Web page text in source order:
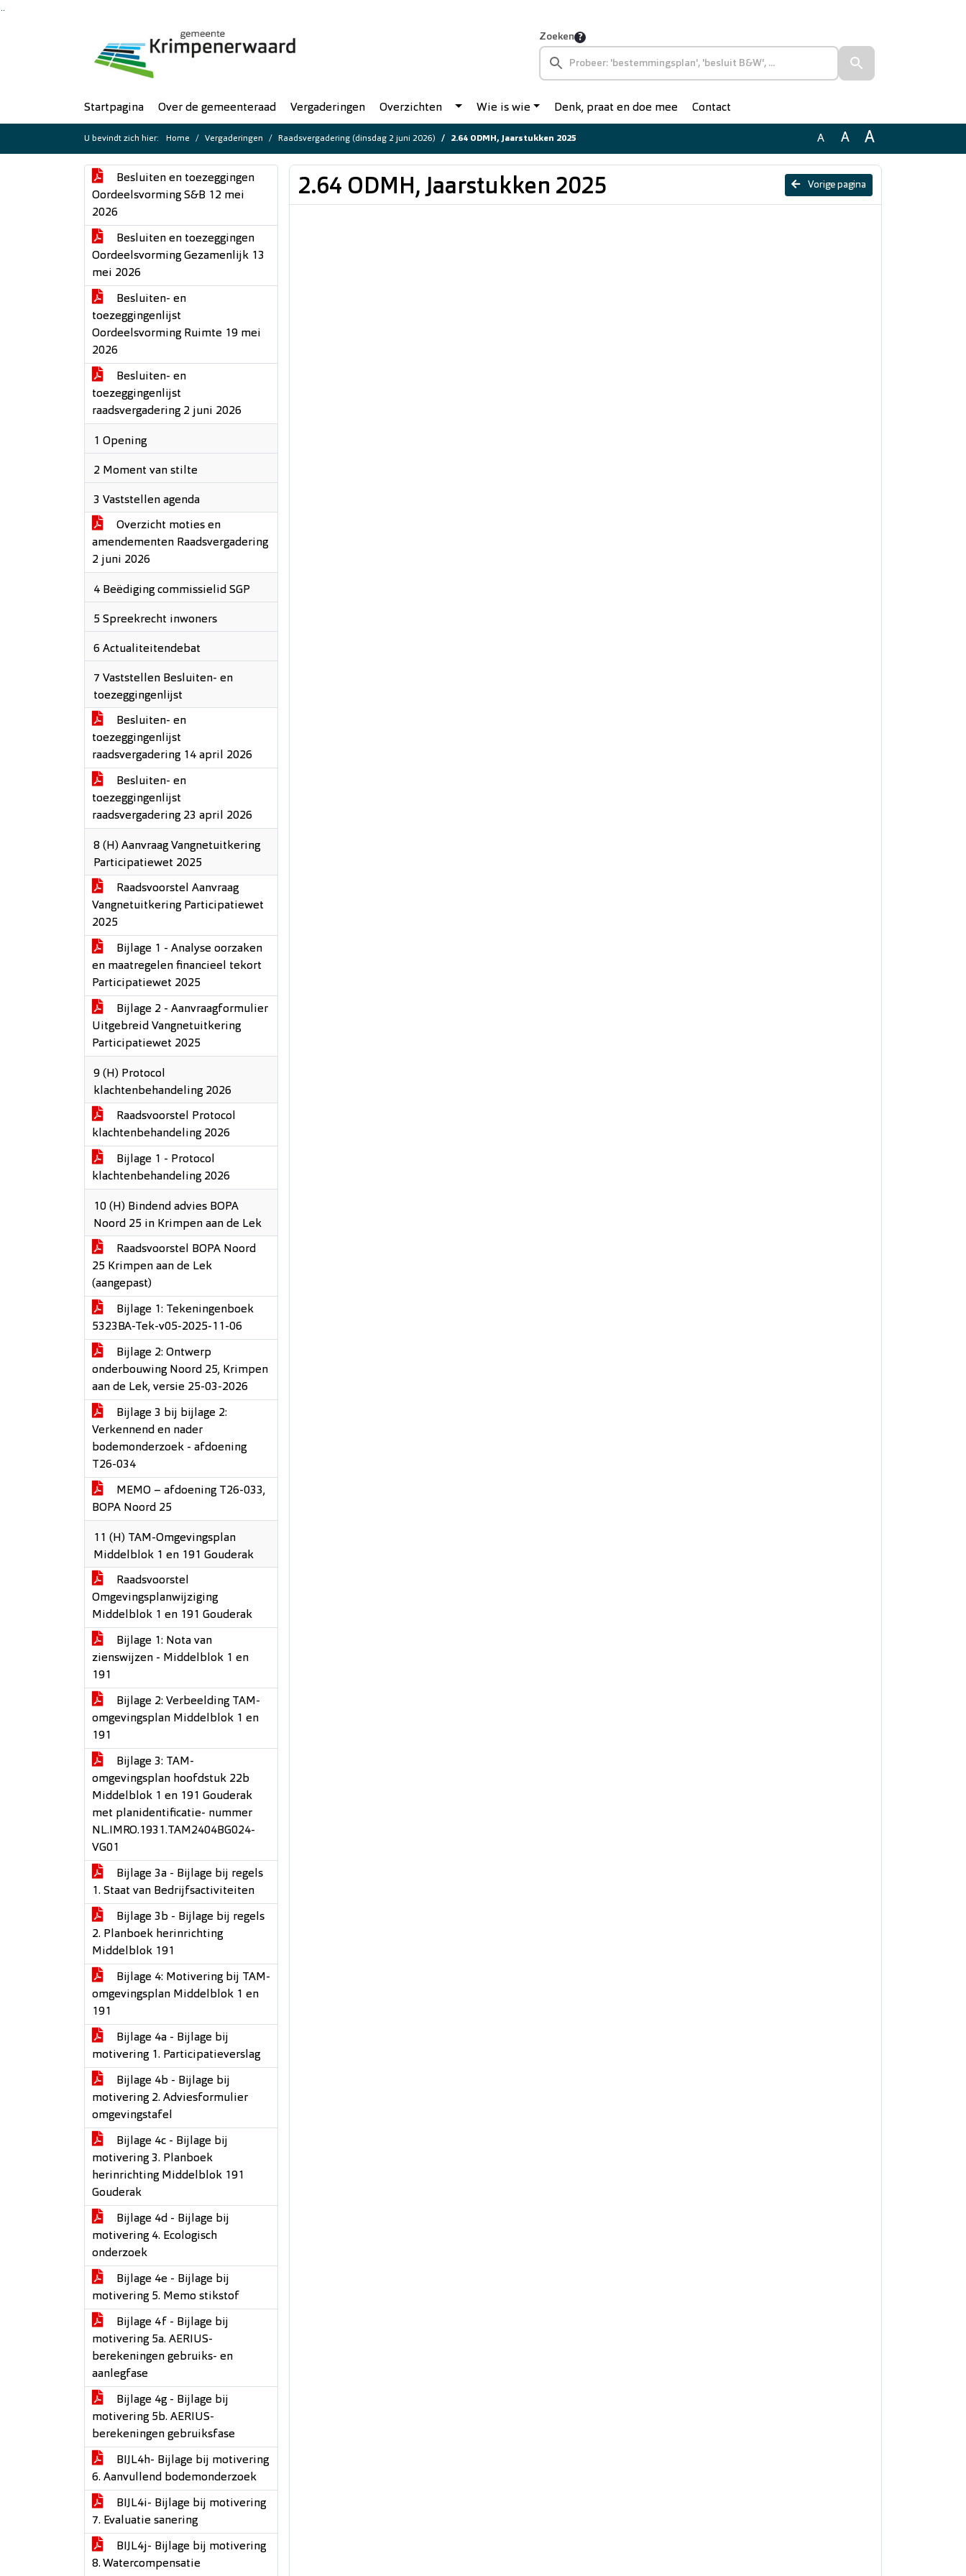
Zoeken
Startpagina Over de gemeenteraad Vergaderingen Overzichten Wie is wie Denk, praat en doe mee Contact
U bevindt zich hier: Home Vergaderingen Raadsvergadering (dinsdag 2 juni 2026) 2.64 ODMH, Jaarstukken 2025 A A A
Besluiten en toezeggingen
Oordeelsvorming S&B 12 mei
2026
Besluiten en toezeggingen
Oordeelsvorming Gezamenlijk 13
mei 2026
Besluiten- en
toezeggingenlijst
Oordeelsvorming Ruimte 19 mei
2026
Besluiten- en
toezeggingenlijst
raadsvergadering 2 juni 2026
1 Opening
2 Moment van stilte
3 Vaststellen agenda
Overzicht moties en
amendementen Raadsvergadering
2 juni 2026
4 Beëdiging commissielid SGP
5 Spreekrecht inwoners
6 Actualiteitendebat
7 Vaststellen Besluiten- en
toezeggingenlijst
Besluiten- en
toezeggingenlijst
raadsvergadering 14 april 2026
Besluiten- en
toezeggingenlijst
raadsvergadering 23 april 2026
8 (H) Aanvraag Vangnetuitkering
Participatiewet 2025
Raadsvoorstel Aanvraag
Vangnetuitkering Participatiewet
2025
Bijlage 1 - Analyse oorzaken
en maatregelen financieel tekort
Participatiewet 2025
Bijlage 2 - Aanvraagformulier
Uitgebreid Vangnetuitkering
Participatiewet 2025
9 (H) Protocol
klachtenbehandeling 2026
Raadsvoorstel Protocol
klachtenbehandeling 2026
Bijlage 1 - Protocol
klachtenbehandeling 2026
10 (H) Bindend advies BOPA
Noord 25 in Krimpen aan de Lek
Raadsvoorstel BOPA Noord
25 Krimpen aan de Lek
(aangepast)
Bijlage 1: Tekeningenboek
5323BA-Tek-v05-2025-11-06
Bijlage 2: Ontwerp
onderbouwing Noord 25, Krimpen
aan de Lek, versie 25-03-2026
Bijlage 3 bij bijlage 2:
Verkennend en nader
bodemonderzoek - afdoening
T26-034
MEMO – afdoening T26-033,
BOPA Noord 25
11 (H) TAM-Omgevingsplan
Middelblok 1 en 191 Gouderak
Raadsvoorstel
Omgevingsplanwijziging
Middelblok 1 en 191 Gouderak
Bijlage 1: Nota van
zienswijzen - Middelblok 1 en
191
Bijlage 2: Verbeelding TAM-
omgevingsplan Middelblok 1 en
191
Bijlage 3: TAM-
omgevingsplan hoofdstuk 22b
Middelblok 1 en 191 Gouderak
met planidentificatie- nummer
NL.IMRO.1931.TAM2404BG024-
VG01
Bijlage 3a - Bijlage bij regels
1. Staat van Bedrijfsactiviteiten
Bijlage 3b - Bijlage bij regels
2. Planboek herinrichting
Middelblok 191
Bijlage 4: Motivering bij TAM-
omgevingsplan Middelblok 1 en
191
Bijlage 4a - Bijlage bij
motivering 1. Participatieverslag
Bijlage 4b - Bijlage bij
motivering 2. Adviesformulier
omgevingstafel
Bijlage 4c - Bijlage bij
motivering 3. Planboek
herinrichting Middelblok 191
Gouderak
Bijlage 4d - Bijlage bij
motivering 4. Ecologisch
onderzoek
Bijlage 4e - Bijlage bij
motivering 5. Memo stikstof
Bijlage 4f - Bijlage bij
motivering 5a. AERIUS-
berekeningen gebruiks- en
aanlegfase
Bijlage 4g - Bijlage bij
motivering 5b. AERIUS-
berekeningen gebruiksfase
BIJL4h- Bijlage bij motivering
6. Aanvullend bodemonderzoek
BIJL4i- Bijlage bij motivering
7. Evaluatie sanering
BIJL4j- Bijlage bij motivering
8. Watercompensatie
Vorige pagina
2.64 ODMH, Jaarstukken 2025